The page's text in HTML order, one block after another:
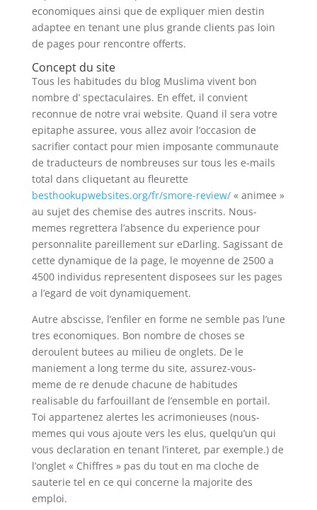
economiques ainsi que de expliquer mien destin
adaptee en tenant une plus grande clients pas loin
de pages pour rencontre offerts.
Concept du site
Tous les habitudes du blog Muslima vivent bon
nombre d’ spectaculaires. En effet, il convient
reconnue de notre vrai website. Quand il sera votre
epitaphe assuree, vous allez avoir l’occasion de
sacrifier contact pour mien imposante communaute
de traducteurs de nombreuses sur tous les e-mails
total dans cliquetant au fleurette
besthookupwebsites.org/fr/smore-review/« animee »
au sujet des chemise des autres inscrits. Nous-
memes regrettera l’absence du experience pour
personnalite pareillement sur eDarling. Sagissant de
cette dynamique de la page, le moyenne de 2500 a
4500 individus representent disposees sur les pages
a l’egard de voit dynamiquement.
Autre abscisse, l’enfiler en forme ne semble pas l’une
tres economiques. Bon nombre de choses se
deroulent butees au milieu de onglets. De le
maniement a long terme du site, assurez-vous-
meme de re denude chacune de habitudes
realisable du farfouillant de l’ensemble en portail.
Toi appartenez alertes les acrimonieuses (nous-
memes qui vous ajoute vers les elus, quelqu’un qui
vous declaration en tenant l’interet, par exemple.) de
l’onglet « Chiffres » pas du tout en ma cloche de
sauterie tel en ce qui concerne la majorite des
emploi.